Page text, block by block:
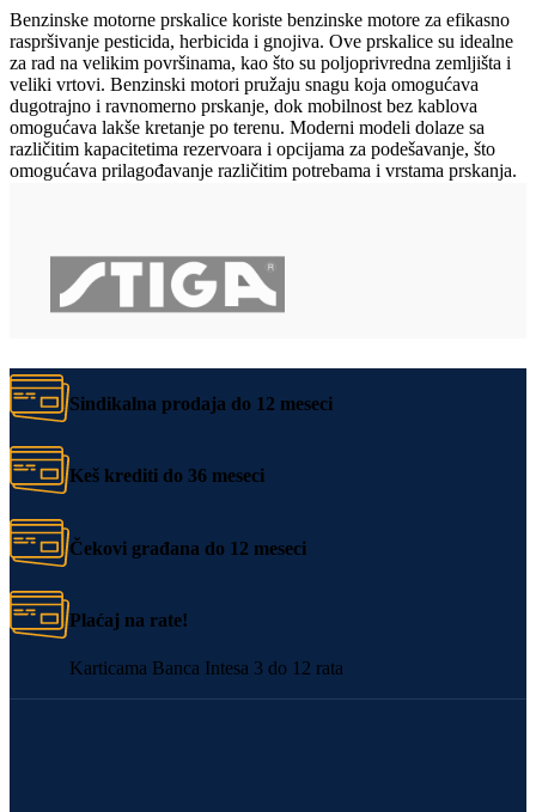
Benzinske motorne prskalice koriste benzinske motore za efikasno
raspršivanje pesticida, herbicida i gnojiva. Ove prskalice su idealne
za rad na velikim površinama, kao što su poljoprivredna zemljišta i
veliki vrtovi. Benzinski motori pružaju snagu koja omogućava
dugotrajno i ravnomerno prskanje, dok mobilnost bez kablova
omogućava lakše kretanje po terenu. Moderni modeli dolaze sa
različitim kapacitetima rezervoara i opcijama za podešavanje, što
omogućava prilagođavanje različitim potrebama i vrstama prskanja.
Sindikalna prodaja do 12 meseci
Keš krediti do 36 meseci
Čekovi građana do 12 meseci
Plaćaj na rate!
Karticama Banca Intesa 3 do 12 rata